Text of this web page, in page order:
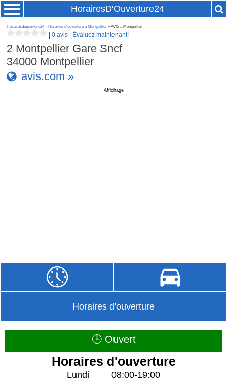
HorairesD'Ouverture24
Horairesdouverture24» Horaires d'ouverture à Montpellier » AVIS à Montpellier
|0 avis Évaluez maintenant!
2 Montpellier Gare Sncf
34000 Montpellier
avis.com »
Affichage
Horaires d'ouverture
🕒 Ouvert
Horaires d'ouverture
Lundi
08:00-19:00